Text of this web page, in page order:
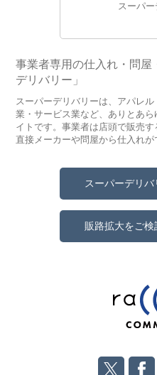
スーパ
事業者専用の仕入れ・問屋
デリバリー」
スーパーデリバリーは、アパレ
業・サービス業など、ありとあ
イトです。事業者は店頭で販売
直接メーカーや問屋から仕入れが
スーパーデリ
販路拡大をご